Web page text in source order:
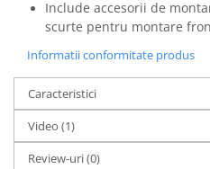
Mixere
Mixere digitale
Mixere pentru DJ
Monitorizare In-Ear
Include accesorii de
scurte pentru montare
Informatii conformitate produs
Caracteristici
Video (1)
Review-uri(0)